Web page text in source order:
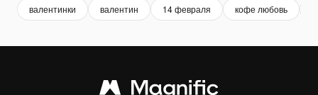
валентинки валентин 14 февраля кофе любовь